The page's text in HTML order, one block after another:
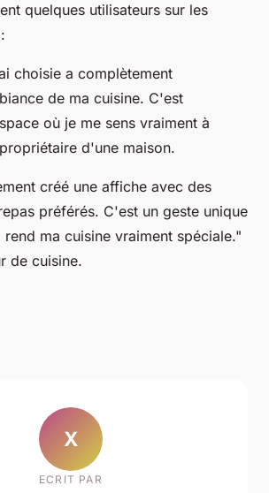
quelques utilisateurs sur les
choisie a complètement
de ma cuisine. C'est
où je me sens vraiment à
d'une maison.
créé une affiche avec des
préférés. C'est un geste unique
ma cuisine vraiment spéciale."
de cuisine.
X
ECRIT PAR